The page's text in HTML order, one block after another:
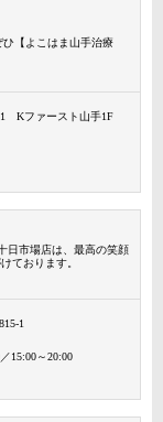
【よこはま山手治療
1 Kファースト山手1F
日市場店は、最高の笑顔
ております。
1
15:00～20:00